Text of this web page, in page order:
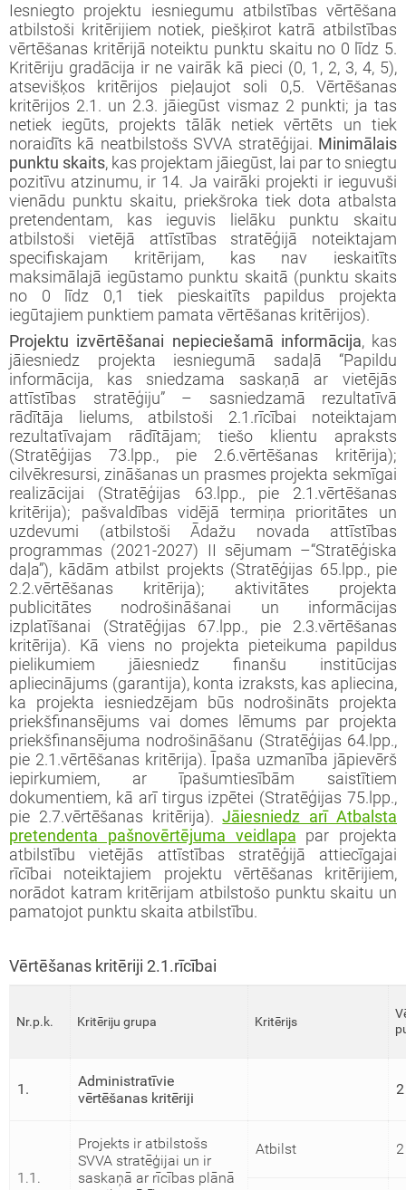
Iesniegto projektu iesniegumu atbilstības vērtēšana
atbilstoši kritērijiem notiek, piešķirot katrā atbilstības
vērtēšanas kritērijā noteiktu punktu skaitu no 0 līdz 5.
Kritēriju gradācija ir ne vairāk kā pieci (0, 1, 2, 3, 4, 5),
atsevišķos kritērijos pieļaujot soli 0,5. Vērtēšanas
kritērijos 2.1. un 2.3. jāiegūst vismaz 2 punkti; ja tas
netiek iegūts, projekts tālāk netiek vērtēts un tiek
noraidīts kā neatbilstošs SVVA stratēģijai. Minimālais
punktu skaits, kas projektam jāiegūst, lai par to sniegtu
pozitīvu atzinumu, ir 14. Ja vairāki projekti ir ieguvuši
vienādu punktu skaitu, priekšroka tiek dota atbalsta
pretendentam, kas ieguvis lielāku punktu skaitu
atbilstoši vietējā attīstības stratēģijā noteiktajam
specifiskajam kritērijam, kas nav ieskaitīts
maksimālajā iegūstamo punktu skaitā (punktu skaits
no 0 līdz 0,1 tiek pieskaitīts papildus projekta
iegūtajiem punktiem pamata vērtēšanas kritērijos).
Projektu izvērtēšanai nepieciešamā informācija, kas
jāiesniedz projekta iesniegumā sadaļā “Papildu
informācija, kas sniedzama saskaņā ar vietējās
attīstības stratēģiju” – sasniedzamā rezultatīvā
rādītāja lielums, atbilstoši 2.1.rīcībai noteiktajam
rezultatīvajam rādītājam; tiešo klientu apraksts
(Stratēģijas 73.lpp., pie 2.6.vērtēšanas kritērija);
cilvēkresursi, zināšanas un prasmes projekta sekmīgai
realizācijai (Stratēģijas 63.lpp., pie 2.1.vērtēšanas
kritērija); pašvaldības vidējā termiņa prioritātes un
uzdevumi (atbilstoši Ādažu novada attīstības
programmas (2021-2027) II sējumam –“Stratēģiska
daļa”), kādām atbilst projekts (Stratēģijas 65.lpp., pie
2.2.vērtēšanas kritērija); aktivitātes projekta
publicitātes nodrošināšanai un informācijas
izplatīšanai (Stratēģijas 67.lpp., pie 2.3.vērtēšanas
kritērija). Kā viens no projekta pieteikuma papildus
pielikumiem jāiesniedz finanšu institūcijas
apliecinājums (garantija), konta izraksts, kas apliecina,
ka projekta iesniedzējam būs nodrošināts projekta
priekšfinansējums vai domes lēmums par projekta
priekšfinansējuma nodrošināšanu (Stratēģijas 64.lpp.,
pie 2.1.vērtēšanas kritērija). Īpaša uzmanība jāpievērš
iepirkumiem, ar īpašumtiesībām saistītiem
dokumentiem, kā arī tirgus izpētei (Stratēģijas 75.lpp.,
pie 2.7.vērtēšanas kritērija).Jāiesniedz arī Atbalsta
pretendenta pašnovērtējuma veidlapa par projekta
atbilstību vietējās attīstības stratēģijā attiecīgajai
rīcībai noteiktajiem projektu vērtēšanas kritērijiem,
norādot katram kritērijam atbilstošo punktu skaitu un
pamatojot punktu skaita atbilstību.
Vērtēšanas kritēriji 2.1.rīcībai
Nr.p.k. Kritēriju grupa Kritērijs
1.
Administratīvie
vērtēšanas kritēriji
2
1.1.
Projekts ir atbilstošs
SVVA stratēģijai un ir
saskaņā ar rīcības plānā
Atbilst 2